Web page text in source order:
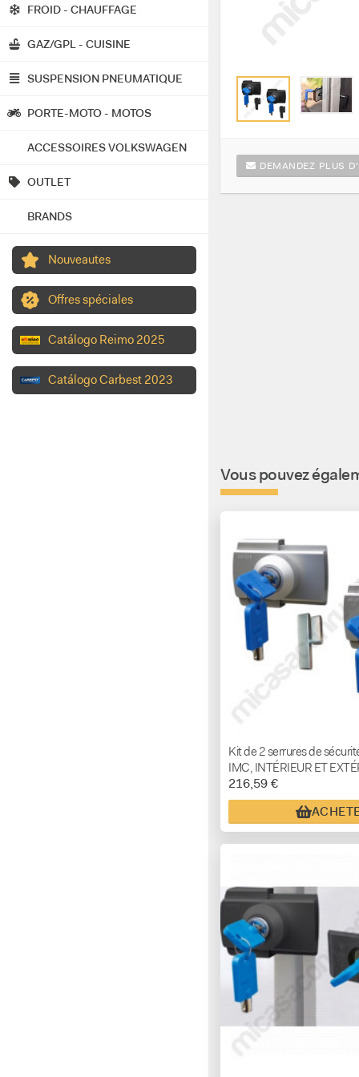
FROID - CHAUFFAGE
GAZ/GPL - CUISINE
SUSPENSION PNEUMATIQUE
PORTE-MOTO - MOTOS
ACCESSOIRES VOLKSWAGEN
OUTLET
BRANDS
Nouveautes
Offres spéciales
Catálogo Reimo 2025
Catálogo Carbest 2023
DEMANDEZ PLUS
Vous pouvez
Kit de 2 serrures de
IMC, INTÉRIEUR ET
clés identiques)
216,59 €